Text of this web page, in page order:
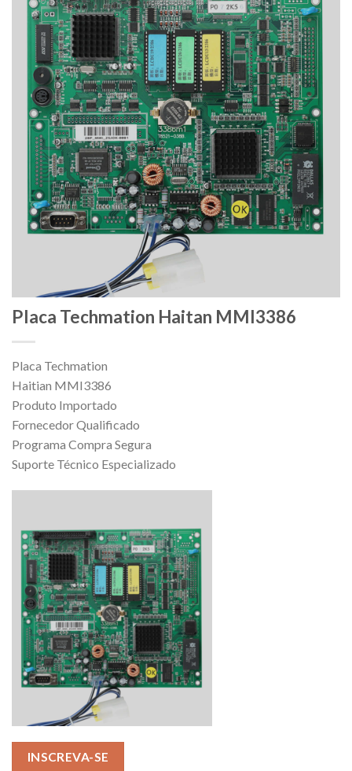
Placa Techmation Haitan MMI3386
Placa Techmation
Haitian MMI3386
Produto Importado
Fornecedor Qualificado
Programa Compra Segura
Suporte Técnico Especializado
INSCREVA-SE